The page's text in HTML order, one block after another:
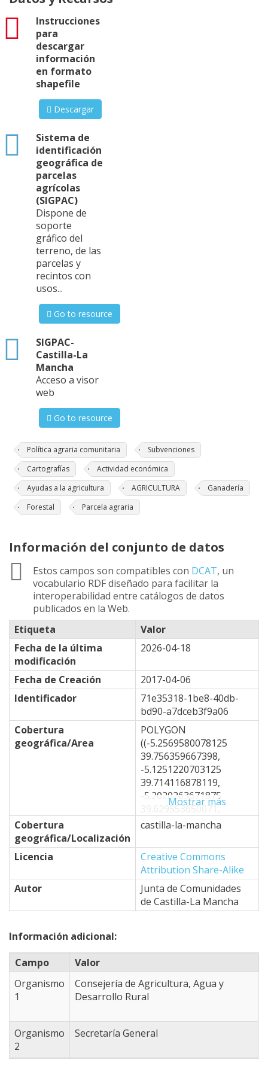
Instrucciones
para
descargar
información
en formato
shapefile
pdf
Descargar
Sistema de
identificación
geográfica de
parcelas
agrícolas
(SIGPAC)
html
Dispone de
soporte
gráfico del
terreno, de las
parcelas y
recintos con
usos...
Go to resource
SIGPAC-
Castilla-La
Mancha
html
Acceso a visor
web
Go to resource
Política agraria comunitaria
Subvenciones
Cartografías
Actividad económica
Ayudas a la agricultura
AGRICULTURA
Ganadería
Forestal
Parcela agraria
Información del conjunto de datos
Estos campos son compatibles con DCAT, un
vocabulario RDF diseñado para facilitar la
interoperabilidad entre catálogos de datos
publicados en la Web.
Etiqueta
Valor
Fecha de la última
modificación
2026-04-18
Fecha de Creación
2017-04-06
Identificador
71e35318-1be8-40db-
bd90-a7dceb3f9a06
Cobertura
geográfica/Area
POLYGON
((-5.2569580078125
39.756359667398,
-5.1251220703125
39.714116878119,
-5.2020263671875
39.629553650071,
-4.8724365234375
-4.6746826171875
39.50251479253,
-4.7076416015625
39.264753301887,
-4.6966552734375
39.196672742478,
-4.8834228515625
-4.9493408203125
38.623908948333,
38.365951588109,
-3.8177490234375
-3.3013916015625
Mostrar más
Cobertura
geográfica/Localización
castilla-la-mancha
Licencia
Creative Commons
Attribution Share-Alike
Autor
Junta de Comunidades
de Castilla-La Mancha
Información adicional:
Campo
Valor
Organismo
1
Consejería de Agricultura, Agua y
Desarrollo Rural
Organismo
2
Secretaría General